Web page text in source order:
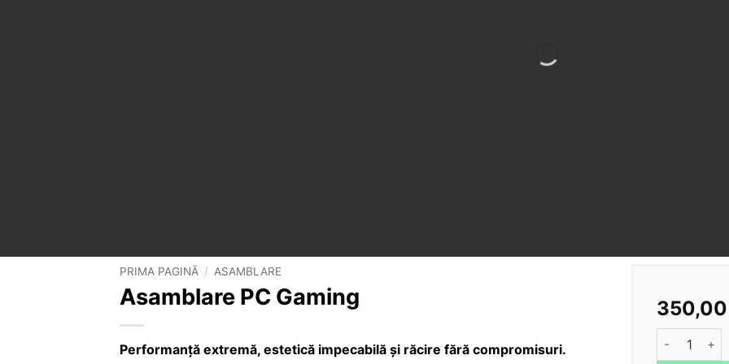
PRIMA PAGINĂ / ASAMBLARE
Asamblare PC Gaming
Performanță extremă, estetică impecabilă și răcire fără compromisuri.
350,00
Cantitate